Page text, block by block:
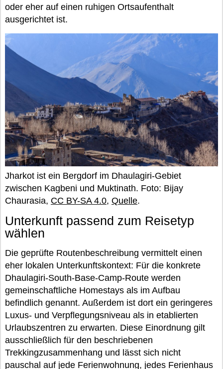
oder eher auf einen ruhigen Ortsaufenthalt
ausgerichtet ist.
Jharkot ist ein Bergdorf im Dhaulagiri-Gebiet
zwischen Kagbeni und Muktinath. Foto: Bijay
Chaurasia, CC BY-SA 4.0, Quelle.
Unterkunft passend zum Reisetyp
wählen
Die geprüfte Routenbeschreibung vermittelt einen
eher lokalen Unterkunftskontext: Für die konkrete
Dhaulagiri-South-Base-Camp-Route werden
gemeinschaftliche Homestays als im Aufbau
befindlich genannt. Außerdem ist dort ein geringeres
Luxus- und Verpflegungsniveau als in etablierten
Urlaubszentren zu erwarten. Diese Einordnung gilt
ausschließlich für den beschriebenen
Trekkingzusammenhang und lässt sich nicht
pauschal auf jede Ferienwohnung, jedes Ferienhaus